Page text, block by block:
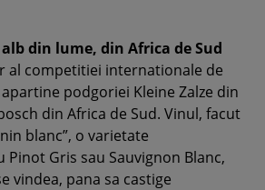
din lume, din Africa de Sud
al competitiei internationale de
podgoriei Kleine Zalze din
din Africa de Sud. Vinul, facut
blanc”, o varietate
Pinot Gris sau Sauvignon Blanc,
vindea, pana sa castige